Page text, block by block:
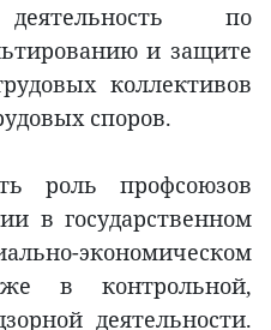
по
и защите
коллективов
споров.
роль профсоюзов
в государственном
экономическом
в контрольной,
деятельности.